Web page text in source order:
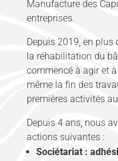
Manufacture des
entreprises.
Depuis 2019, en
la réhabilitation du
commencé à agir et
même la fin des
premières activités
Depuis 4 ans, nous
actions suivantes :
Sociétariat :